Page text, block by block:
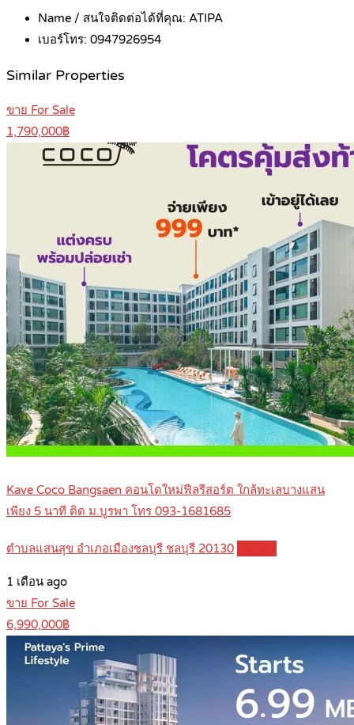
Name / สนใจติดต่อได้ที่คุณ: ATIPA
เบอร์โทร: 0947926954
Similar Properties
ขาย For Sale
1,790,000฿
Kave Coco Bangsaen คอนโดใหม่ฟีลรีสอร์ต ใกล้ทะเลบางแสน
เพียง 5 นาที ติด ม.บูรพา โทร 093-1681685
ตำบลแสนสุข อำเภอเมืองชลบุรี ชลบุรี 20130
1 เดือน ago
ขาย For Sale
6,990,000฿